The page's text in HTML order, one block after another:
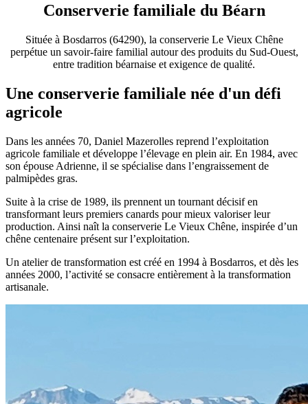
Conserverie familiale du Béarn
Située à Bosdarros (64290), la conserverie Le Vieux Chêne
perpétue un savoir-faire familial autour des produits du Sud-Ouest,
entre tradition béarnaise et exigence de qualité.
Une conserverie familiale née d'un défi
agricole
Dans les années 70, Daniel Mazerolles reprend l’exploitation
agricole familiale et développe l’élevage en plein air. En 1984, avec
son épouse Adrienne, il se spécialise dans l’engraissement de
palmipèdes gras.
Suite à la crise de 1989, ils prennent un tournant décisif en
transformant leurs premiers canards pour mieux valoriser leur
production. Ainsi naît la conserverie Le Vieux Chêne, inspirée d’un
chêne centenaire présent sur l’exploitation.
Un atelier de transformation est créé en 1994 à Bosdarros, et dès les
années 2000, l’activité se consacre entièrement à la transformation
artisanale.